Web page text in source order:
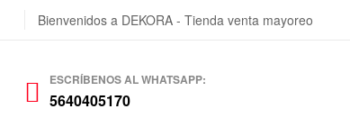
Bienvenidos a DEKORA - Tienda venta mayoreo
ESCRÍBENOS AL WHATSAPP:
5640405170